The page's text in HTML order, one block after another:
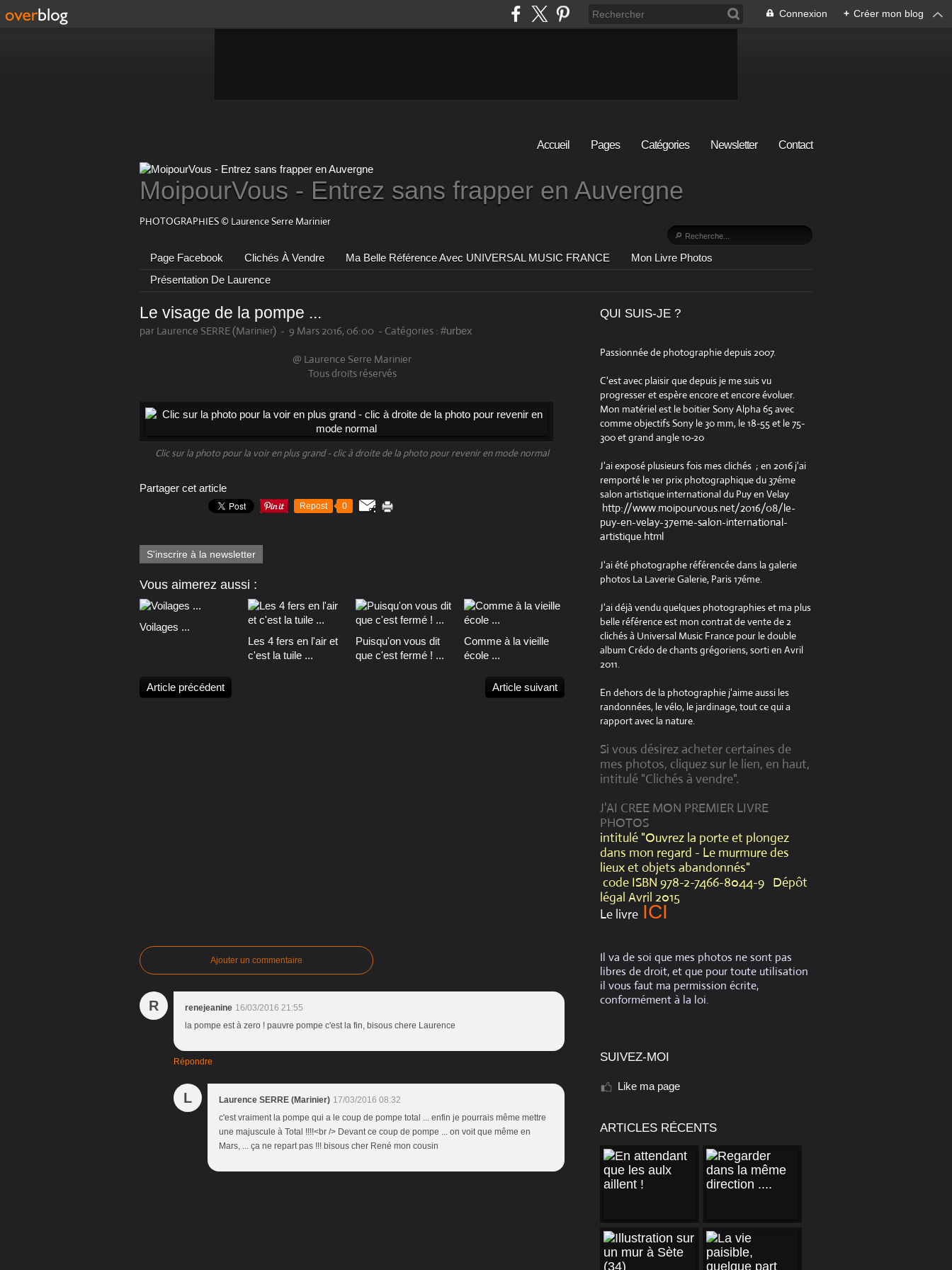
Connexion + Créer mon blog
Accueil Pages Catégories Newsletter Contact
MoipourVous - Entrez sans frapper en Auvergne
PHOTOGRAPHIES © Laurence Serre Marinier
Page Facebook Clichés À Vendre Ma Belle Référence Avec UNIVERSAL MUSIC FRANCE
Mon Livre Photos
Présentation De Laurence
Le visage de la pompe ...
par Laurence SERRE (Marinier) - 9 Mars 2016, 06:00 - Catégories : #urbex
@ Laurence Serre Marinier
Tous droits réservés
Clic sur la photo pour la voir en plus grand - clic à droite de la photo pour revenir en mode normal
Partager cet article
Repost 0
S'inscrire à la newsletter
Vous aimerez aussi :
Voilages ...
Les 4 fers en l'air et
c'est la tuile ...
Puisqu'on vous dit
que c'est fermé ! ...
Comme à la vieille
école ...
Article précédent Article suivant
Ajouter un commentaire
R renejeanine 16/03/2016 21:55
la pompe est à zero ! pauvre pompe c'est la fin, bisous chere Laurence
Répondre
L Laurence SERRE (Marinier) 17/03/2016 08:32
c'est vraiment la pompe qui a le coup de pompe total ... enfin je pourrais même mettre
une majuscule à Total !!!!<br /> Devant ce coup de pompe ... on voit que même en
Mars, ... ça ne repart pas !!! bisous cher René mon cousin
QUI SUIS-JE ?
Passionnée de photographie depuis 2007.
C'est avec plaisir que depuis je me suis vu
progresser et espère encore et encore évoluer.
Mon matériel est le boitier Sony Alpha 65 avec
comme objectifs Sony le 30 mm, le 18-55 et le 75-
300 et grand angle 10-20
J'ai exposé plusieurs fois mes clichés ; en 2016 j'ai
remporté le 1er prix photographique du 37éme
salon artistique international du Puy en Velay
http://www.moipourvous.net/2016/08/le-
puy-en-velay-37eme-salon-international-
artistique.html
J'ai été photographe référencée dans la galerie
photos La Laverie Galerie, Paris 17éme.
J'ai déjà vendu quelques photographies et ma plus
belle référence est mon contrat de vente de 2
clichés à Universal Music France pour le double
album Crédo de chants grégoriens, sorti en Avril
2011.
En dehors de la photographie j'aime aussi les
randonnées, le vélo, le jardinage, tout ce qui a
rapport avec la nature.
Si vous désirez acheter certaines de
mes photos, cliquez sur le lien, en haut,
intitulé "Clichés à vendre".
J'AI CREE MON PREMIER LIVRE
PHOTOS
intitulé "Ouvrez la porte et plongez
dans mon regard - Le murmure des
lieux et objets abandonnés"
code ISBN 978-2-7466-8044-9 Dépôt
légal Avril 2015
Le livre ICI
Il va de soi que mes photos ne sont pas
libres de droit, et que pour toute utilisation
il vous faut ma permission écrite,
conformément à la loi.
SUIVEZ-MOI
Like ma page
ARTICLES RÉCENTS